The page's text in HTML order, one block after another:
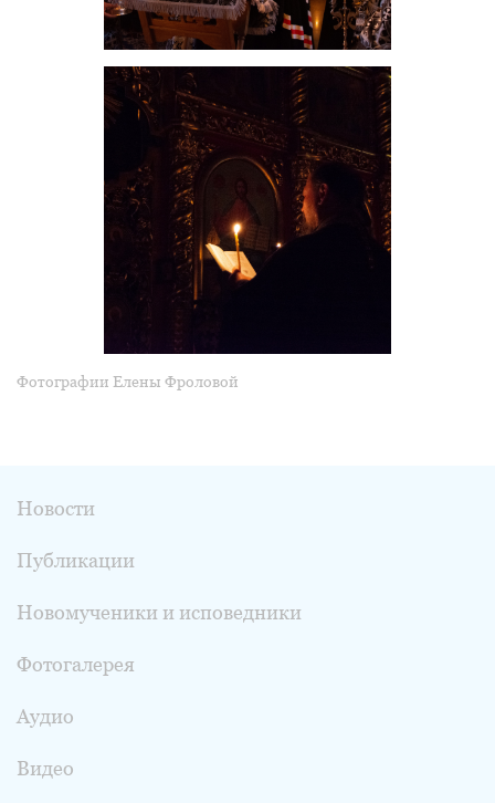
Фотографии Елены Фроловой
Новости
Публикации
Новомученики и исповедники
Фотогалерея
Аудио
Видео